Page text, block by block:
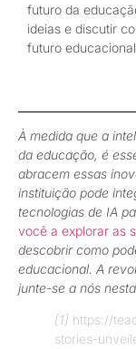
futuro da
ideias e discutir
futuro
À medida que a
da educação, é
abracem essas
instituição pode
tecnologias de IA
você a explorar as
descobrir como
educacional. A
junte-se a nós
[1] https://
stories-